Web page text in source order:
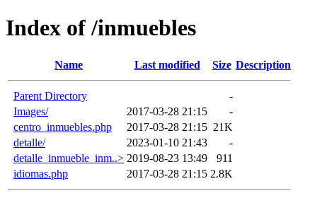
Index of /inmuebles
Name Last modified Size Description
Parent Directory
-
Images/
2017-03-28 21:15
-
centro_inmuebles.php
2017-03-28 21:15 21K
detalle/
2023-01-10 21:43
-
detalle_inmueble_inm..> 2019-08-23 13:49
911
idiomas.php
2017-03-28 21:15 2.8K